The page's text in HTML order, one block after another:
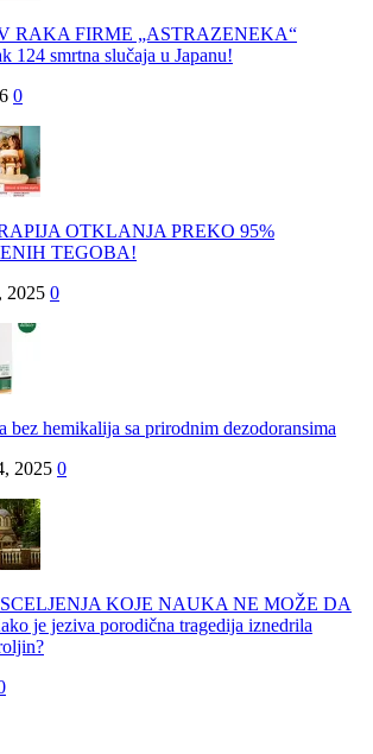
RAKA FIRME „ASTRAZENEKA“
124 smrtna slučaja u Japanu!
0
OTKLANJA PREKO 95%
TEGOBA!
2025 0
bez hemikalija sa prirodnim dezodoransima
2025 0
KOJE NAUKA NE MOŽE DA
je jeziva porodična tragedija iznedrila